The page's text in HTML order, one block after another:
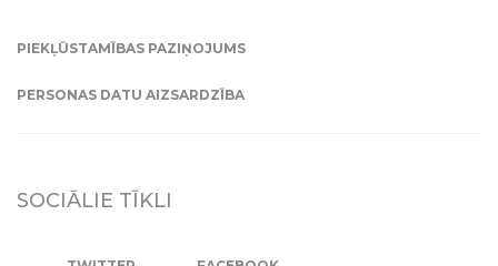
PIEKĻŪSTAMĪBAS PAZIŅOJUMS
PERSONAS DATU AIZSARDZĪBA
SOCIĀLIE TĪKLI